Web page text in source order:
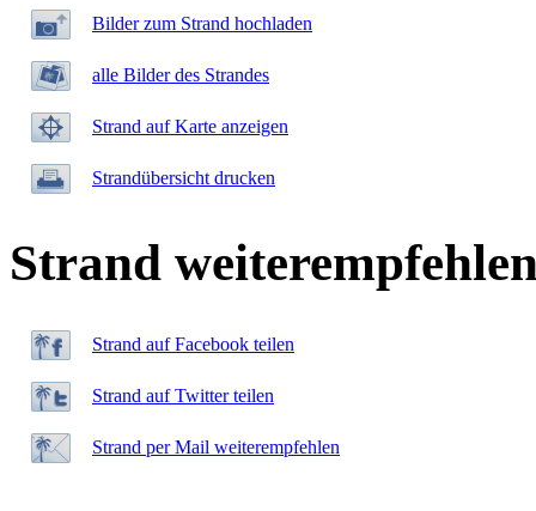
Bilder zum Strand hochladen
alle Bilder des Strandes
Strand auf Karte anzeigen
Strandübersicht drucken
Strand
Strand auf Facebook teilen
Strand auf Twitter teilen
Strand per Mail weiterempfehlen